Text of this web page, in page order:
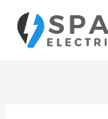
contenido